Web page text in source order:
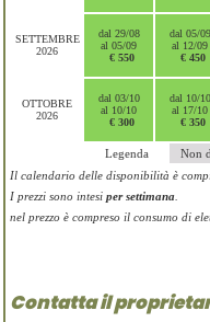
SETTEMBRE
2026
dal 29/08
al 05/09
€ 550
dal 05/09
al 12/09
€ 450
OTTOBRE
2026
dal 03/10
al 10/10
€ 300
dal 10/10
al 17/10
€ 350
Legenda Non
Il calendario delle disponibilità è
I prezzi sono intesiper settimana
nel prezzo è compreso il consumo di
Contatta il